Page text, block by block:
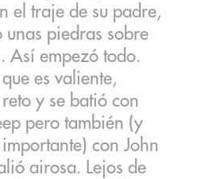
el traje de su padre,
unas piedras sobre
Así empezó todo.
es valiente,
y se batió con
pero también (y
con John
airosa. Lejos de